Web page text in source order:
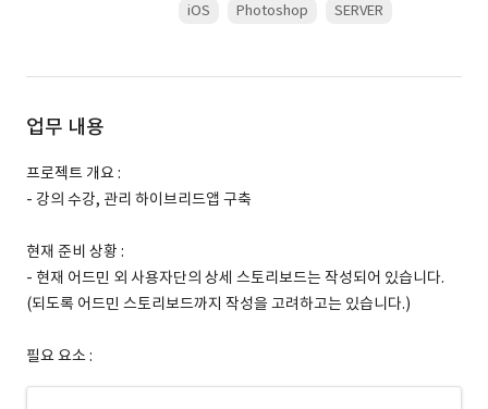
iOS
Photoshop SERVER
업무 내용
프로젝트 개요 :
- 강의 수강, 관리 하이브리드앱 구축
현재 준비 상황 :
- 현재 어드민 외 사용자단의 상세 스토리보드는 작성되어 있습니다.
(되도록 어드민 스토리보드까지 작성을 고려하고는 있습니다.)
필요 요소 :